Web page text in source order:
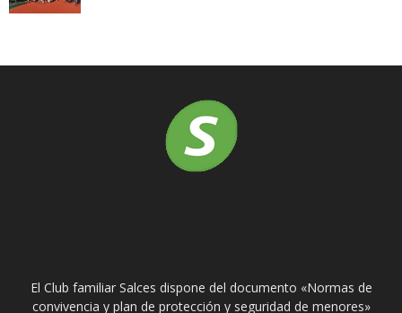
El Club familiar Salces dispone del documento «Normas de
convivencia y plan de protección y seguridad de menores»